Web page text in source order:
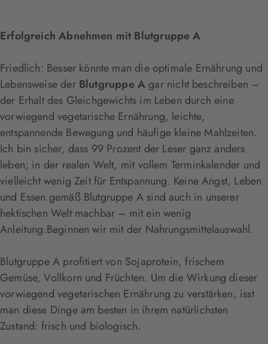
Erfolgreich Abnehmen mit Blutgruppe A
Friedlich: Besser könnte man die optimale Ernährung und
Lebensweise der Blutgruppe Agar nicht beschreiben –
der Erhalt des Gleichgewichts im Leben durch eine
vorwiegend vegetarische Ernährung, leichte,
entspannende Bewegung und häufige kleine Mahlzeiten.
Ich bin sicher, dass 99 Prozent der Leser ganz anders
leben; in der realen Welt, mit vollem Terminkalender und
vielleicht wenig Zeit für Entspannung. Keine Angst, Leben
und Essen gemäß Blutgruppe A sind auch in unserer
hektischen Welt machbar – mit ein wenig
Anleitung.Beginnen wir mit der Nahrungsmittelauswahl.
Blutgruppe A profitiert von Sojaprotein, frischem
Gemüse, Vollkorn und Früchten. Um die Wirkung dieser
vorwiegend vegetarischen Ernährung zu verstärken, isst
man diese Dinge am besten in ihrem natürlichsten
Zustand: frisch und biologisch.